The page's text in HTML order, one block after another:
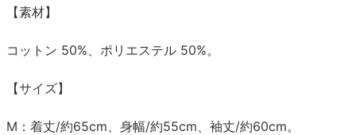
【素材】
コットン 50%、ポリエステル 50%。
【サイズ】
M：着丈/約65cm、身幅/約55cm、袖丈/約60cm。